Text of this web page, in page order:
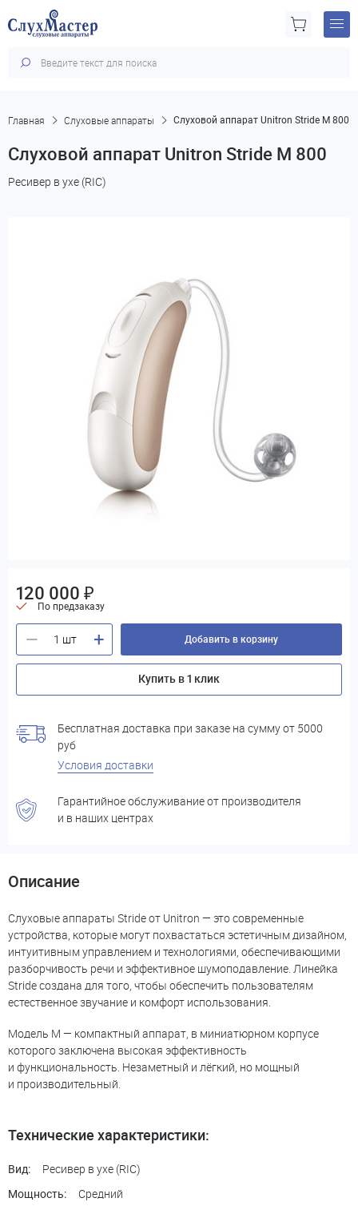
Главная Слуховые аппараты Слуховой аппарат Unitron Stride M 800
Слуховой аппарат Unitron Stride M 800
Ресивер в ухе (RIC)
120 000 ₽
По предзаказу
— + Добавить в корзину
Купить в 1 клик
Бесплатная доставка при заказе на сумму от 5000
руб
Условия доставки
Гарантийное обслуживание от производителя
и в наших центрах
Описание
Слуховые аппараты Stride от Unitron — это современные
устройства, которые могут похвастаться эстетичным дизайном,
интуитивным управлением и технологиями, обеспечивающими
разборчивость речи и эффективное шумоподавление. Линейка
Stride создана для того, чтобы обеспечить пользователям
естественное звучание и комфорт использования.
Модель М — компактный аппарат, в миниатюрном корпусе
которого заключена высокая эффективность
и функциональность. Незаметный и лёгкий, но мощный
и производительный.
Технические характеристики:
Вид: Ресивер в ухе (RIC)
Мощность: Средний